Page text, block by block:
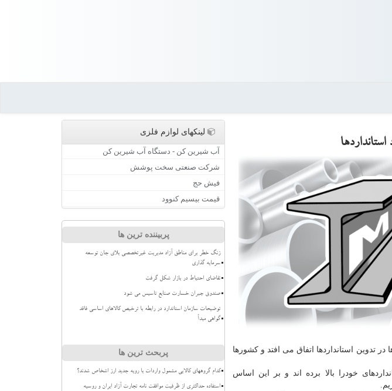
استانداردها اتفاق می افتد و كشورها
خودرا بالا برده اند و بر این اساس
لینکهای لوازم فلزی
آب شیرین کن - دستگاه آب شیرین کن
شرکت صنعتی سخت پوشش
فیش حج
قیمت بیسیم کنوود
پربیننده ترین ها
زنگ خطر برای مناطق آزاد مدیریت غیرتخصصی بلای جان توسعه
سرمایه گذاری
تقاضای احتیاط در بازار شکل گرفت
صندوق جبران خسارت صنایع تاسیس می شود
توضیحات سازمان استاندارد در رابطه با ترخیص کالاهای اساسی فاقد
گواهی مبدأ
پربحث ترین ها
کدام گروههای کالایی مشمول واردات با رویه جدید ارز اشخاص شدند؟
استفاده حداکثری از ظرفیت موافقت نامه تجارت آزاد ایران و روسیه